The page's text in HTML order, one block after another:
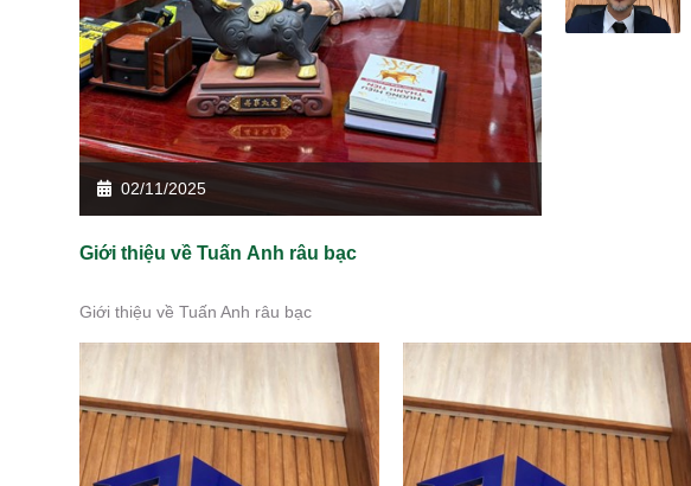
02/11/2025
Giới thiệu về Tuấn Anh râu bạc
Giới thiệu về Tuấn Anh râu bạc